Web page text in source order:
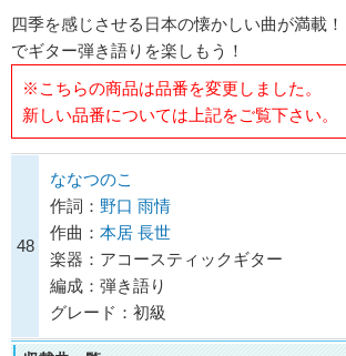
四季を感じさせる日本の懐かしい曲が満載！
でギター弾き語りを楽しもう！
※こちらの商品は品番を変更しました。
新しい品番については上記をご覧下さい。
48
ななつのこ
作詞： 野口 雨情
作曲： 本居 長世
楽器：アコースティックギター
編成：弾き語り
グレード：初級